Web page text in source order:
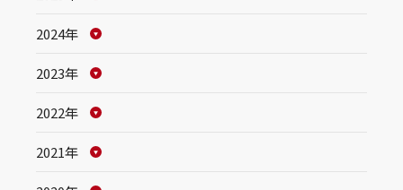
2024年
2023年
2022年
2021年